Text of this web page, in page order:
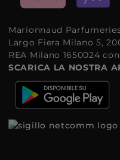
Marionnaud
Largo Fiera Milano 5,
REA Milano 1650024 con
SCARICA LA NOSTRA